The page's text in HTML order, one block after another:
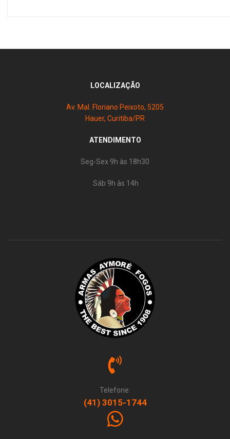
LOCALIZAÇÃO
Av. Mal. Floriano Peixoto, 5205
Hauer, Curitiba/PR
ATENDIMENTO
Seg-Sex 9h às 18h30
Sáb 9h às 14h
Telefone:
(41) 3015-1744